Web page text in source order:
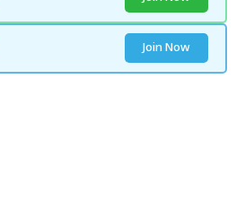
Join Now